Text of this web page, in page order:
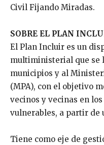
Civil Fijando Miradas.
SOBRE EL PLAN
El Plan Incluir es un
multiministerial que se
municipios y al
(MPA), con el objetivo
vecinos y vecinas en
vulnerables, a partir
Tiene como eje de